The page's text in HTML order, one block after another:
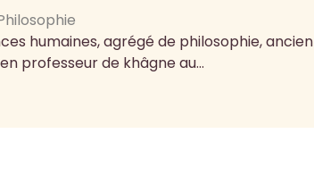
humaines, agrégé de philosophie, ancien
professeur de khâgne au...